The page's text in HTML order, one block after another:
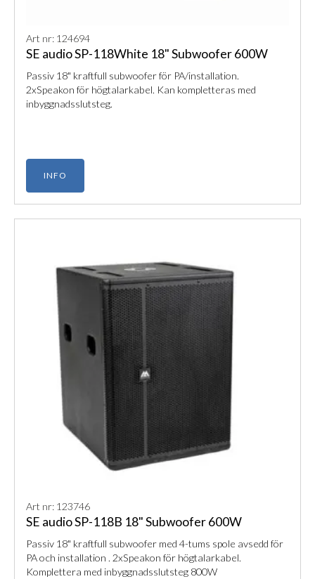
Art nr: 124694
SE audio SP-118White 18" Subwoofer 600W
Passiv 18" kraftfull subwoofer för PA/installation.
2xSpeakon för högtalarkabel. Kan kompletteras med
inbyggnadsslutsteg.
INFO
Art nr: 123746
SE audio SP-118B 18" Subwoofer 600W
Passiv 18" kraftfull subwoofer med 4-tums spole avsedd för
PA och installation . 2xSpeakon för högtalarkabel.
Komplettera med inbyggnadsslutsteg 800W